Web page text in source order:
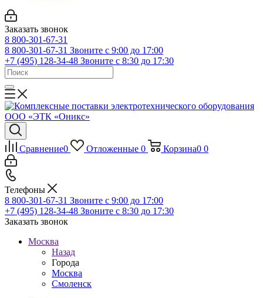
Заказать звонок
8 800-301-67-31
8 800-301-67-31 Звоните с 9:00 до 17:00
+7 (495) 128-34-48 Звоните с 8:30 до 17:30
Сравнение0 Отложенные 0 Корзина0 0
Телефоны
8 800-301-67-31 Звоните с 9:00 до 17:00
+7 (495) 128-34-48 Звоните с 8:30 до 17:30
Заказать звонок
Москва
Назад
Города
Москва
Смоленск